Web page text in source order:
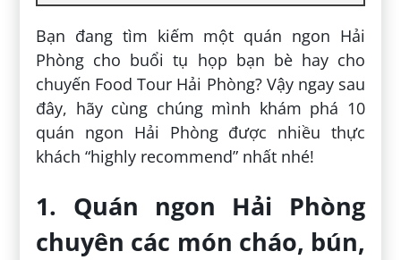
Bạn đang tìm kiếm một quán ngon Hải
Phòng cho buổi tụ họp bạn bè hay cho
chuyến Food Tour Hải Phòng? Vậy ngay sau
đây, hãy cùng chúng mình khám phá 10
quán ngon Hải Phòng được nhiều thực
khách “highly recommend” nhất nhé!
1. Quán ngon Hải Phòng
chuyên các món cháo, bún,